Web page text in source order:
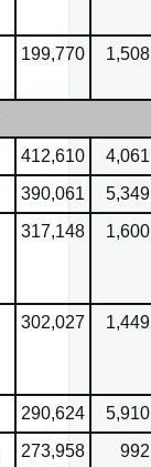
199,770
412,610
390,061
317,148
302,027
290,624
273,958